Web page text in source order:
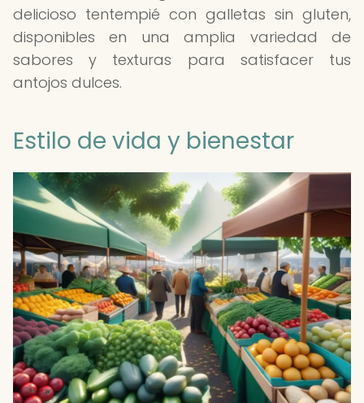
delicioso tentempié con galletas sin gluten,
disponibles en una amplia variedad de
sabores y texturas para satisfacer tus
antojos dulces.
Estilo de vida y bienestar